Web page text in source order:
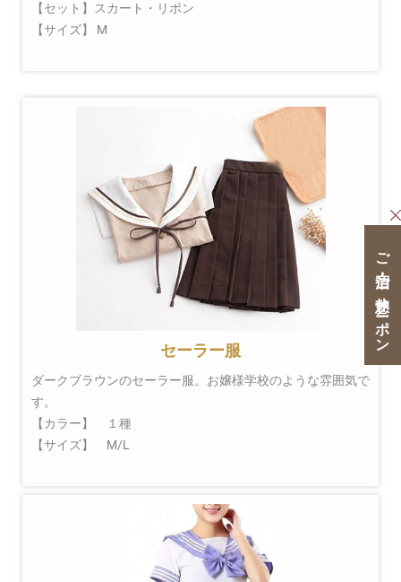
【セット】スカート・リボン
【サイズ】 M
セーラー服
ダークブラウンのセーラー服。お嬢様学校のような雰囲気で
す。
【カラー】 １種
【サイズ】 M/L
ご宿泊・ご休憩クーポン